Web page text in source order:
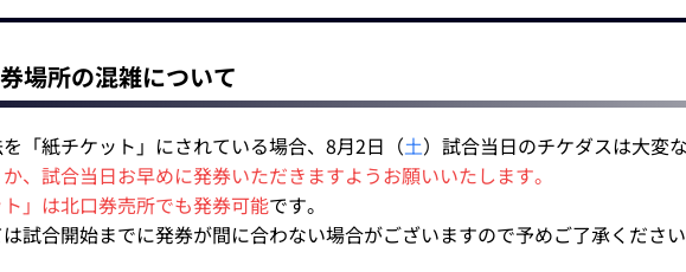
場所の混雑について
「紙チケット」にされている場合、8月2日（土）試合当日のチケダスは大変
、試合当日お早めに発券いただきますようお願いいたします。
ト」は北口券売所でも発券可能です。
試合開始までに発券が間に合わない場合がございますので予めご了承ください